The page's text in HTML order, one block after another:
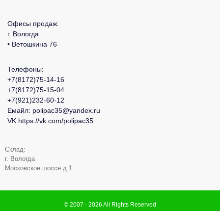
Офисы продаж:
г. Вологда
• Ветошкина 76
Телефоны:
+7(8172)75-14-16
+7(8172)75-15-04
+7(921)232-60-12
Емайл: polipac35@yandex.ru
VK https://vk.com/polipac35
Склад:
г. Вологда
Московское шоссе д.1
© 2007 - 2026 All Rights Reserved